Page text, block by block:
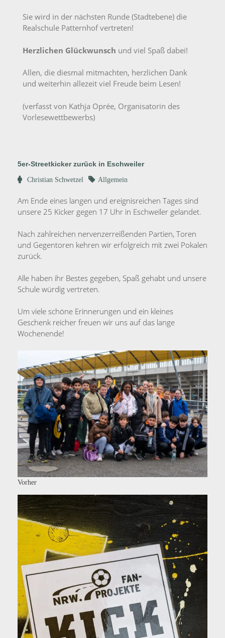
Sie wird in der nächsten Runde (Stadtebene) die
Realschule Patternhof vertreten!
Herzlichen Glückwunsch und viel Spaß dabei!
Allen, die diesmal mitmachten, herzlichen Dank
und weiterhin allezeit viel Freude beim Lesen!
(verfasst von Kathja Oprée, Organisatorin des
Vorlesewettbewerbs)
5er-Streetkicker zurück in Eschweiler
Mai
2024
Christian Schwetzel Allgemein
Am Ende eines langen und ereignisreichen Tages sind
unsere 25 Kicker gegen 17 Uhr in Eschweiler gelandet.
Nach zahlreichen nervenzerreißenden Partien, Toren
und Gegentoren kehren wir erfolgreich mit zwei Pokalen
zurück.
Alle haben ihr Bestes gegeben, Spaß gehabt und unsere
Schule würdig vertreten.
Um viele schöne Erinnerungen und ein kleines
Geschenk reicher freuen wir uns auf das lange
Wochenende!
Vorher